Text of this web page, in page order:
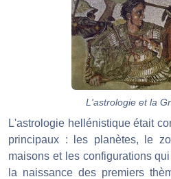
L'astrologie et la
L'astrologie hellénistique était
principaux : les planètes, le
maisons et les configurations
la naissance des premiers